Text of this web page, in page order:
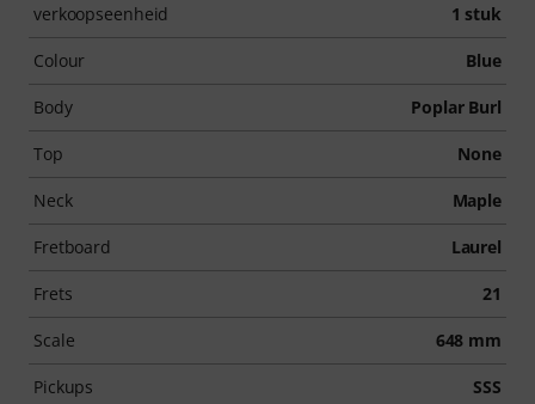
verkoopseenheid 1 stuk
Colour Blue
Body Poplar Burl
Top None
Neck Maple
Fretboard Laurel
Frets 21
Scale 648 mm
Pickups SSS